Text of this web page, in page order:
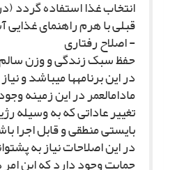
انتخاب غذا استفاده گردد
قبلى با هرم راهنماى
- اصلاح رفتارى‏
حفظ سبک زندگى و وزن
در این برنامه‏ها مى‏باشد و
مادام‏العمر در این زمینه
تغییر عاداتى که به وسیله
بایستى منطقى و قابل اجرا
در این اصلاحات نیاز به
حمایت وجود دارد که این